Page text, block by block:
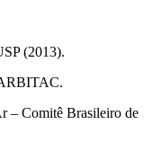
(2013).
– Comitê Brasileiro de